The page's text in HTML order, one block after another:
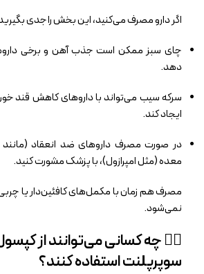
اگر دارو مصرف می‌کنید، این بخش را جدی
چای سبز ممکن است جذب آهن و برخی
دهد.
سرکه سیب می‌تواند با داروهای کاهش قند
ایجاد کند.
در صورت مصرف داروهای ضد انعقاد (مانند
معده (مثل امپرازول)، با پزشک مشورت کنید.
مصرف هم‌ زمان با مکمل‌های کافئین‌دار یا
نمی‌شود.
👩‍⚕️ چه کسانی می‌توانند از
سوپرپلنت استفاده کنند؟